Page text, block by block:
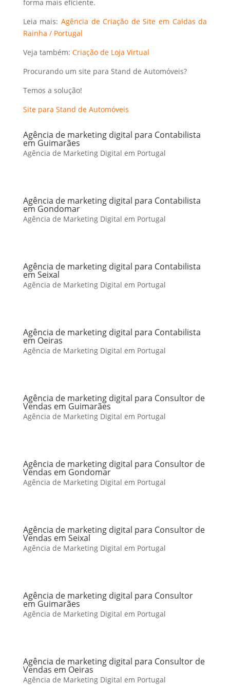
forma mais eficiente.
Leia mais: Agência de Criação de Site em Caldas da
Rainha / Portugal
Veja também: Criação de Loja Virtual
Procurando um site para Stand de Automóveis?
Temos a solução!
Site para Stand de Automóveis
Agência de marketing digital para Contabilista
em Guimarães
Agência de Marketing Digital em Portugal
Agência de marketing digital para Contabilista
em Gondomar
Agência de Marketing Digital em Portugal
Agência de marketing digital para Contabilista
em Seixal
Agência de Marketing Digital em Portugal
Agência de marketing digital para Contabilista
em Oeiras
Agência de Marketing Digital em Portugal
Agência de marketing digital para Consultor de
Vendas em Guimarães
Agência de Marketing Digital em Portugal
Agência de marketing digital para Consultor de
Vendas em Gondomar
Agência de Marketing Digital em Portugal
Agência de marketing digital para Consultor de
Vendas em Seixal
Agência de Marketing Digital em Portugal
Agência de marketing digital para Consultor
em Guimarães
Agência de Marketing Digital em Portugal
Agência de marketing digital para Consultor de
Vendas em Oeiras
Agência de Marketing Digital em Portugal